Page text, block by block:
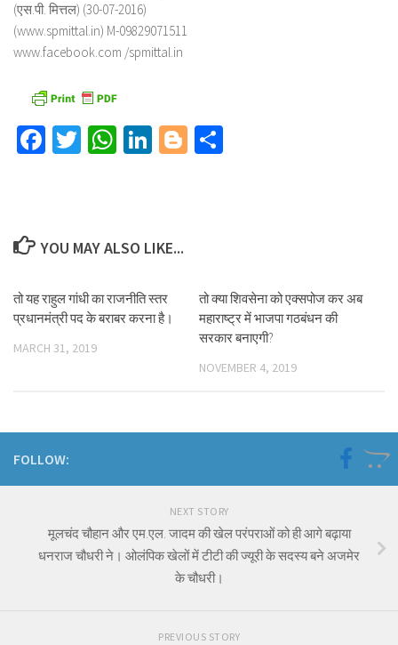
(एस.पी. मित्तल) (30-07-2016)
(www.spmittal.in) M-09829071511
www.facebook.com /spmittal.in
Facebook
TwitterWhatsApp
LinkedIn
Blogger
YOU MAY ALSO LIKE...
तो यह राहुल गांधी का राजनीति स्तर
प्रधानमंत्री पद के बराबर करना है।
MARCH 31, 2019
तो क्या शिवसेना को एक्सपोज कर अब
महाराष्ट्र में भाजपा गठबंधन की
सरकार बनाएगी?
NOVEMBER 4, 2019
FOLLOW:
NEXT STORY
मूलचंद चौहान और एम.एल. जादम की खेल परंपराओं को ही आगे बढ़ाया
धनराज चौधरी ने। ओलंपिक खेलों में टीटी की ज्यूरी के सदस्य बने अजमेर
के चौधरी।
PREVIOUS STORY